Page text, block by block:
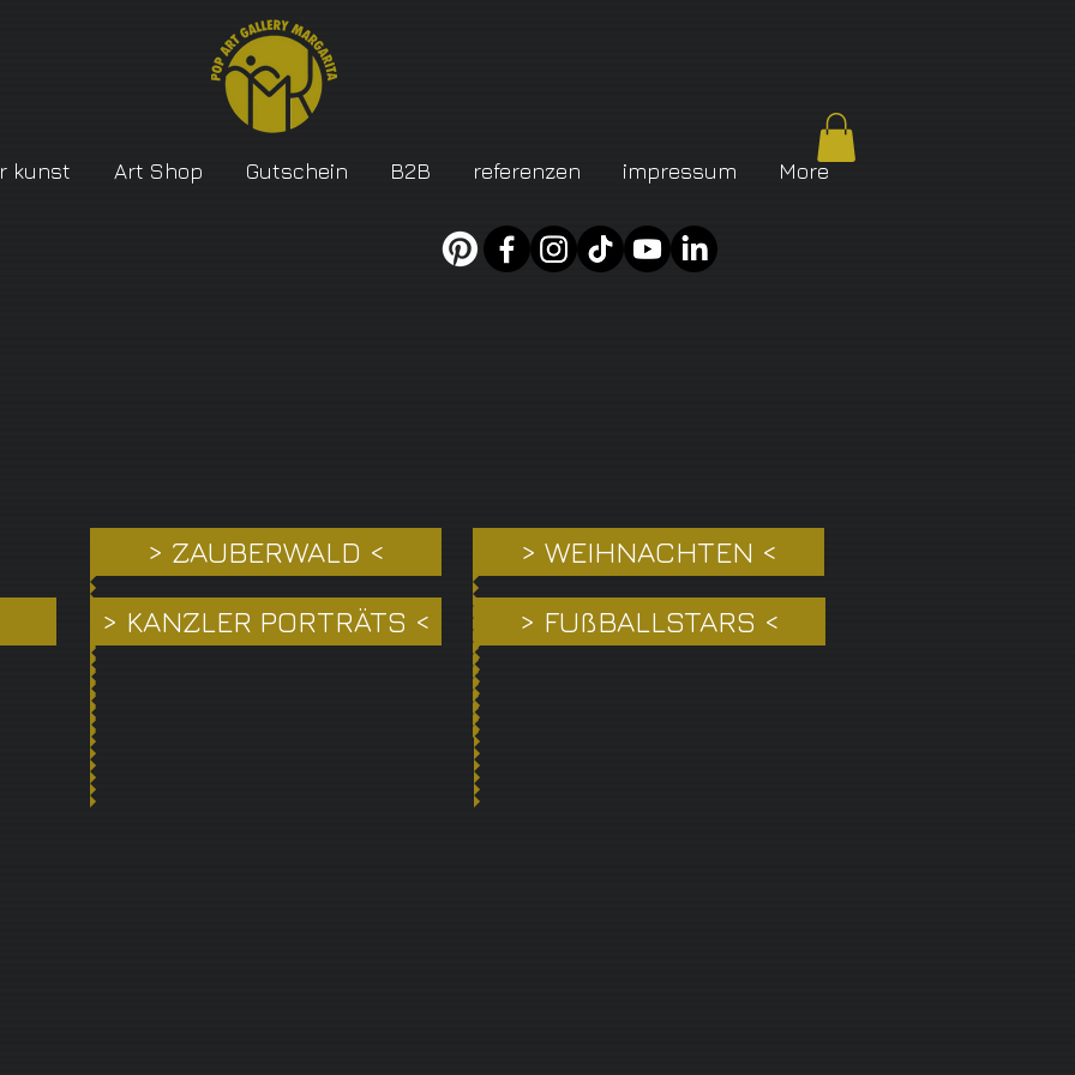
kunst Art Shop Gutschein B2B referenzen impressum More
> ZAUBERWALD <
> WEIHNACHTEN <
> KANZLER PORTRÄTS <
> FUßBALLSTARS <